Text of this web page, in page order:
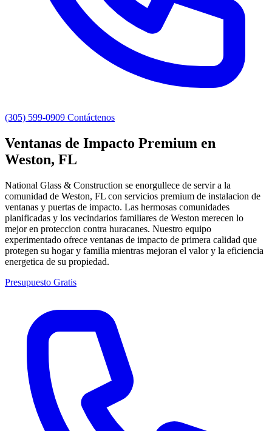
(305) 599-0909 Contáctenos
Ventanas de Impacto Premium en
Weston, FL
National Glass & Construction se enorgullece de servir a la
comunidad de Weston, FL con servicios premium de instalacion de
ventanas y puertas de impacto. Las hermosas comunidades
planificadas y los vecindarios familiares de Weston merecen lo
mejor en proteccion contra huracanes. Nuestro equipo
experimentado ofrece ventanas de impacto de primera calidad que
protegen su hogar y familia mientras mejoran el valor y la eficiencia
energetica de su propiedad.
Presupuesto Gratis